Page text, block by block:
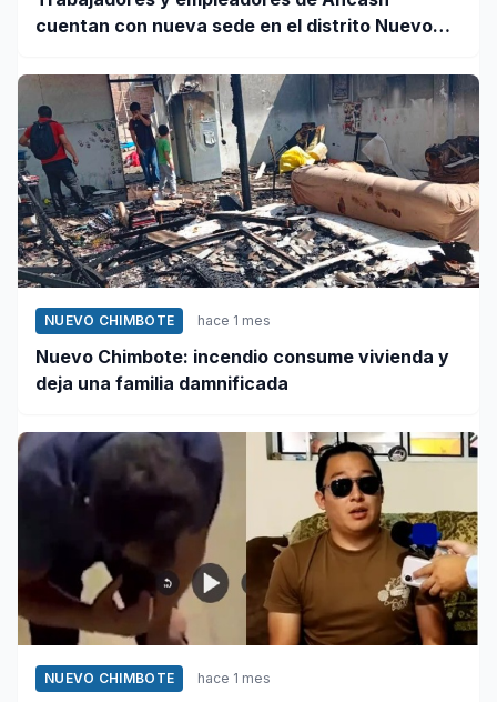
cuentan con nueva sede en el distrito Nuevo
NUEVO CHIMBOTE hace 1 mes
Nuevo Chimbote: incendio consume vivienda y
deja una familia damnificada
NUEVO CHIMBOTE hace 1 mes